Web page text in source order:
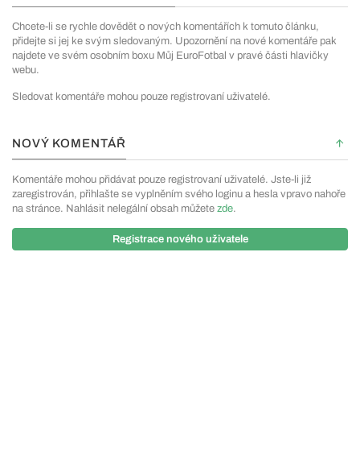
Chcete-li se rychle dovědět o nových komentářích k tomuto článku,
přidejte si jej ke svým sledovaným. Upozornění na nové komentáře pak
najdete ve svém osobním boxu Můj EuroFotbal v pravé části hlavičky
webu.
Sledovat komentáře mohou pouze registrovaní uživatelé.
NOVÝ KOMENTÁŘ
Komentáře mohou přidávat pouze registrovaní uživatelé. Jste-li již
zaregistrován, přihlašte se vyplněním svého loginu a hesla vpravo nahoře
na stránce. Nahlásit nelegální obsah můžete zde.
Registrace nového uživatele